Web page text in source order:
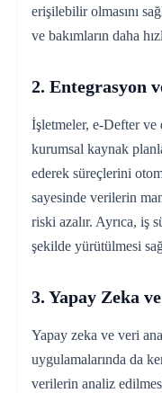
erişilebilir olmasını
ve bakımların daha
2. Entegrasyon
İşletmeler, e-Defter ve
kurumsal kaynak
ederek süreçlerini
sayesinde verilerin
riski azalır. Ayrıca, iş
şekilde yürütülmesi
3. Yapay Zeka
Yapay zeka ve veri
uygulamalarında da
verilerin analiz